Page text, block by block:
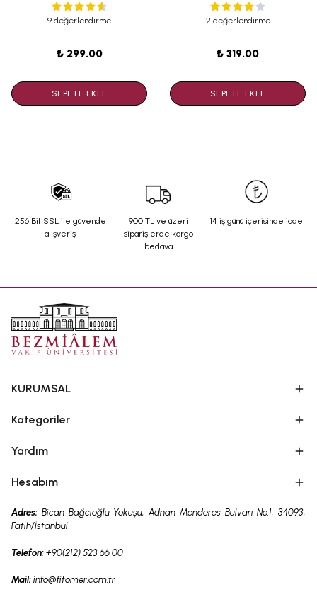
9 değerlendirme
₺ 299.00
SEPETE EKLE
2 değerlendirme
₺ 319.00
SEPETE EKLE
256 Bit SSL ile güvende
alışveriş
900 TL ve üzeri
siparişlerde kargo
bedava
14 iş günü içerisinde iade
KURUMSAL
Kategoriler
Yardım
Hesabım
Adres: Bican Bağcıoğlu Yokuşu, Adnan Menderes Bulvarı No:1, 34093,
Fatih/İstanbul
Telefon:+90(212) 523 66 00
Mail:info@fitomer.com.tr